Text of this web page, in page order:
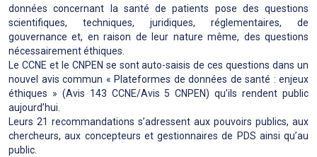
données concernant la santé de patients pose des questions
scientifiques, techniques, juridiques, réglementaires, de
gouvernance et, en raison de leur nature même, des questions
nécessairement éthiques.
Le CCNE et le CNPEN se sont auto-saisis de ces questions dans un
nouvel avis commun « Plateformes de données de santé : enjeux
éthiques » (Avis 143 CCNE/Avis 5 CNPEN) qu’ils rendent public
aujourd’hui.
Leurs 21 recommandations s’adressent aux pouvoirs publics, aux
chercheurs, aux concepteurs et gestionnaires de PDS ainsi qu’au
public.